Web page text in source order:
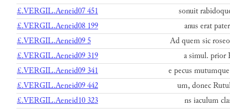
£.VERGIL.Aeneid07 451
sonuit
£.VERGIL.Aeneid08 199
anus erat
£.VERGIL.Aeneid09 5
Ad quem sic
£.VERGIL.Aeneid09 319
a simul. prior
£.VERGIL.Aeneid09 341
e pecus
£.VERGIL.Aeneid09 442
um, donec
£.VERGIL.Aeneid10 323
ns iaculum